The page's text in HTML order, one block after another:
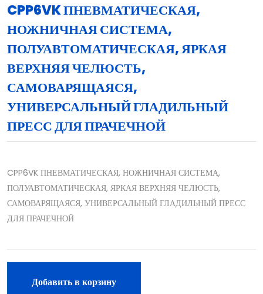
CPP6VK ПНЕВМАТИЧЕСКАЯ,
НОЖНИЧНАЯ СИСТЕМА,
ПОЛУАВТОМАТИЧЕСКАЯ, ЯРКАЯ
ВЕРХНЯЯ ЧЕЛЮСТЬ,
САМОВАРЯЩАЯСЯ,
УНИВЕРСАЛЬНЫЙ ГЛАДИЛЬНЫЙ
ПРЕСС ДЛЯ ПРАЧЕЧНОЙ
CPP6VK ПНЕВМАТИЧЕСКАЯ, НОЖНИЧНАЯ СИСТЕМА,
ПОЛУАВТОМАТИЧЕСКАЯ, ЯРКАЯ ВЕРХНЯЯ ЧЕЛЮСТЬ,
САМОВАРЯЩАЯСЯ, УНИВЕРСАЛЬНЫЙ ГЛАДИЛЬНЫЙ ПРЕСС
ДЛЯ ПРАЧЕЧНОЙ
Добавить в корзину